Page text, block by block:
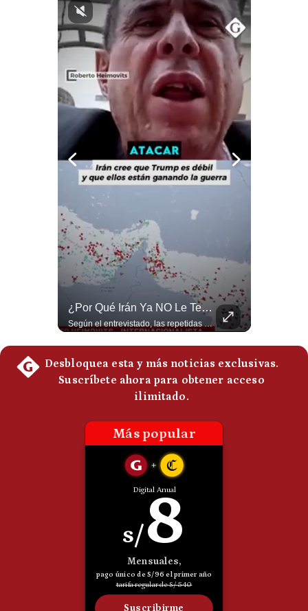
G de Gestión
Notas Contratadas
gestion.pe
Condiciones
Política
De
Privacidad
¿Por Qué Irán Ya NO Le Teme A Donald Trump? | #radar24